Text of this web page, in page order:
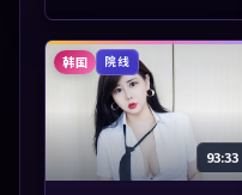
韩国 院线
93:33